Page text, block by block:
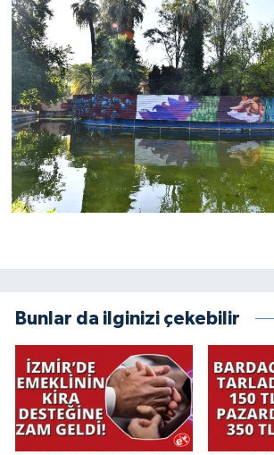
Bunlar da ilginizi çekebilir